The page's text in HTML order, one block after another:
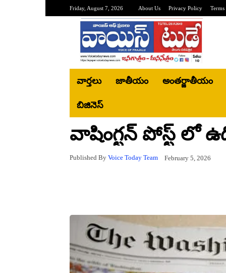
Friday, August 7, 2026 About Us Privacy Policy
వార్తలు జాతీయం అంతర్జాతీయం
బిజినెస్‌
వాషింగ్టన్ పోస్ట్ లో
Published By Voice Today Team February 5, 2026